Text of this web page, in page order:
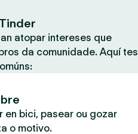
atopar intereses que
da comunidade. Aquí tes
en bici, pasear ou gozar
o motivo.